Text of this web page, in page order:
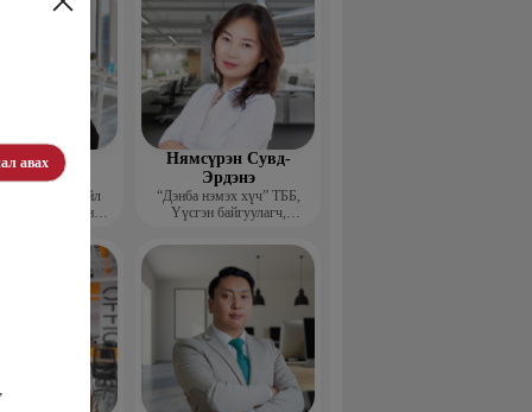
авах
group” Үйл
хариуцсан
Нямсүрэн Сувд-
Эрдэнэ
“Дэнба нэмэх хүч” ТББ,
Үүсгэн байгуулагч,